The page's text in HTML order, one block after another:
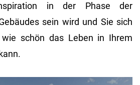
in der Phase der
sein wird und Sie sich
wie schön das Leben in Ihrem